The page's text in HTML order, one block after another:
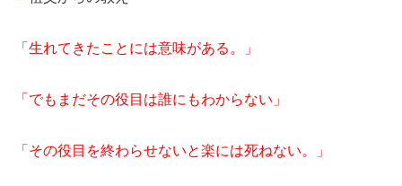
「生れてきたことには意味がある。」
「でもまだその役目は誰にもわからない」
「その役目を終わらせないと楽には死ねない。」